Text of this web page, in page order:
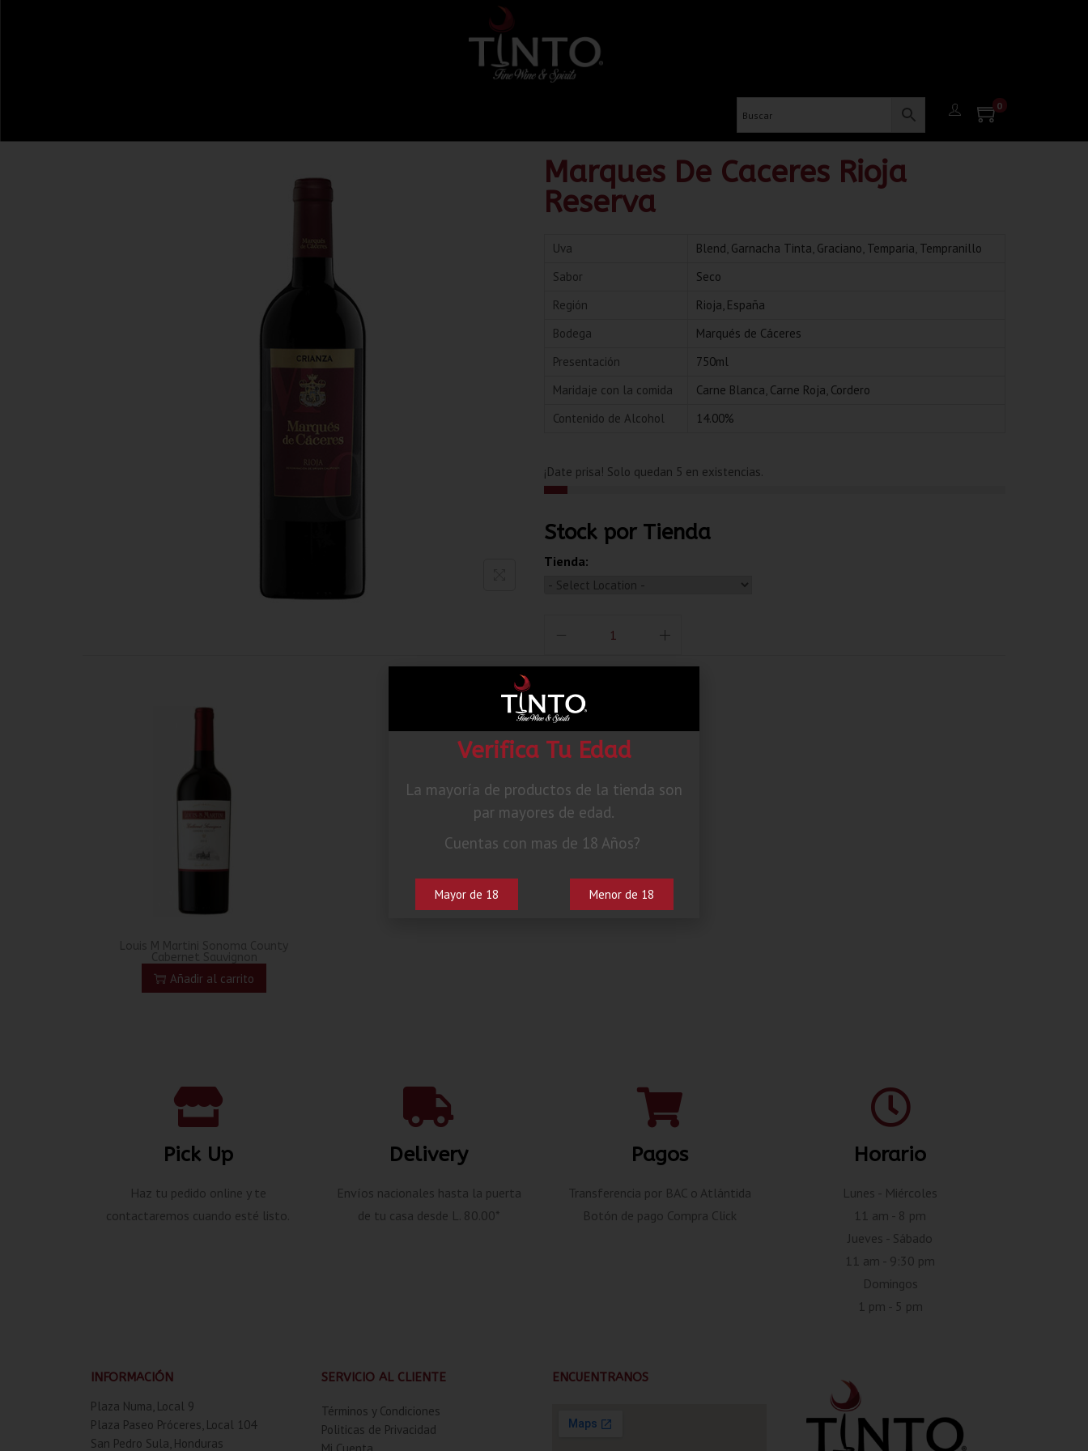
0
Marques De Caceres Rioja
Reserva
Uva Blend, Garnacha Tinta, Graciano, Temparia, Tempranillo
Sabor
Seco
Región
Rioja, España
Bodega
Marqués de Cáceres
Presentación
750ml
Maridaje con la comida
Carne Blanca, Carne Roja, Cordero
Contenido de Alcohol
14.00%
¡Date prisa! Solo quedan 5 en existencias.
Stock por Tienda
Tienda:
También te pueden gustar
Añadir al carrito
Pick Up
Haz tu pedido online y te
contactaremos cuando esté listo.
Delivery
Envíos nacionales hasta la puerta
de tu casa desde L. 80.00*
Pagos
Transferencia por BAC o Atlántida
Botón de pago Compra Click
Horario
Lunes - Miércoles
11 am - 8 pm
Jueves - Sábado
11 am - 9:30 pm
Domingos
1 pm - 5 pm
INFORMACIÓN
Plaza Numa, Local 9
Plaza Paseo Próceres, Local 104
San Pedro Sula, Honduras
SERVICIO AL CLIENTE
Términos y Condiciones
Politicas de Privacidad
ENCUENTRANOS
Verifica Tu Edad
La mayoría de productos de la tienda son
par mayores de edad.
Cuentas con mas de 18 Años?
Mayor de 18 Menor de 18